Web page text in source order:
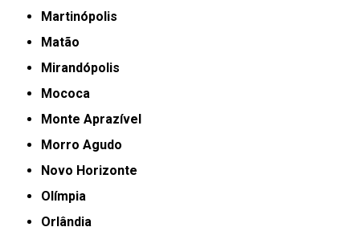
Martinópolis
Matão
Mirandópolis
Mococa
Monte Aprazível
Morro Agudo
Novo Horizonte
Olímpia
Orlândia